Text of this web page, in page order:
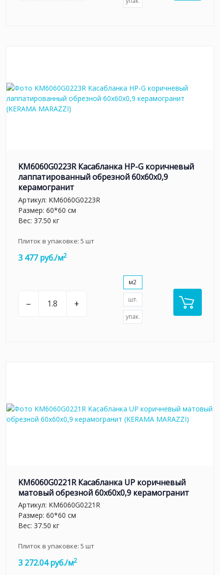
KM6060G0223R Касабланка HP-G коричневый
лаппатированный обрезной 60x60x0,9
керамогранит
Артикул: KM6060G0223R
Размер: 60*60 см
Вес: 37.50 кг
Плиток в упаковке: 5 шт
3 477 руб./м2
– +
м2
шт.
упак.
KM6060G0221R Касабланка UP коричневый
матовый обрезной 60x60x0,9 керамогранит
Артикул: KM6060G0221R
Размер: 60*60 см
Вес: 37.50 кг
Плиток в упаковке: 5 шт
3 272.04 руб./м2